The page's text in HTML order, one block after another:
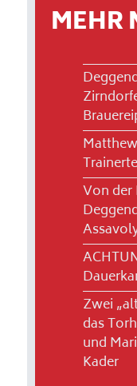
MEHR
Von der
Zwei
das
und
Kader